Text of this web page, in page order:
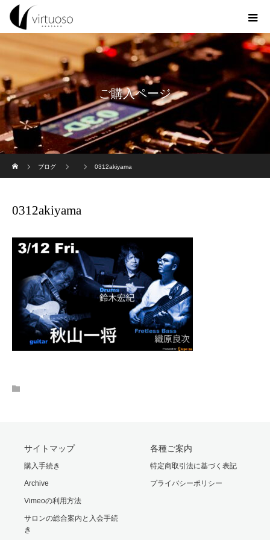
ご購入ページ
ブログ
0312akiyama
0312akiyama
サイトマップ
購入手続き
Archive
Vimeoの利用方法
サロンの総合案内と入会手続
き
各種ご案内
特定商取引法に基づく表記
プライバシーポリシー